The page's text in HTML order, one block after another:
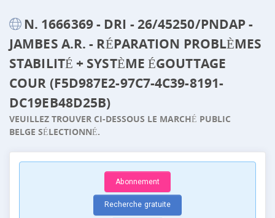
N. 1666369 - DRI - 26/45250/PNDAP -
JAMBES A.R. - RÉPARATION PROBLÈMES
STABILITÉ + SYSTÈME ÉGOUTTAGE
COUR (F5D987E2-97C7-4C39-8191-
DC19EB48D25B)
VEUILLEZ TROUVER CI-DESSOUS LE MARCHÉ PUBLIC
BELGE SÉLECTIONNÉ.
Abonnement
Recherche gratuite